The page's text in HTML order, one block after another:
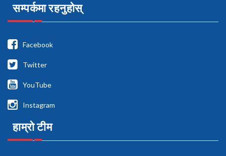
सम्पर्कमा रहनुहोस्
Facebook
Twitter
YouTube
Instagram
हाम्रो टीम